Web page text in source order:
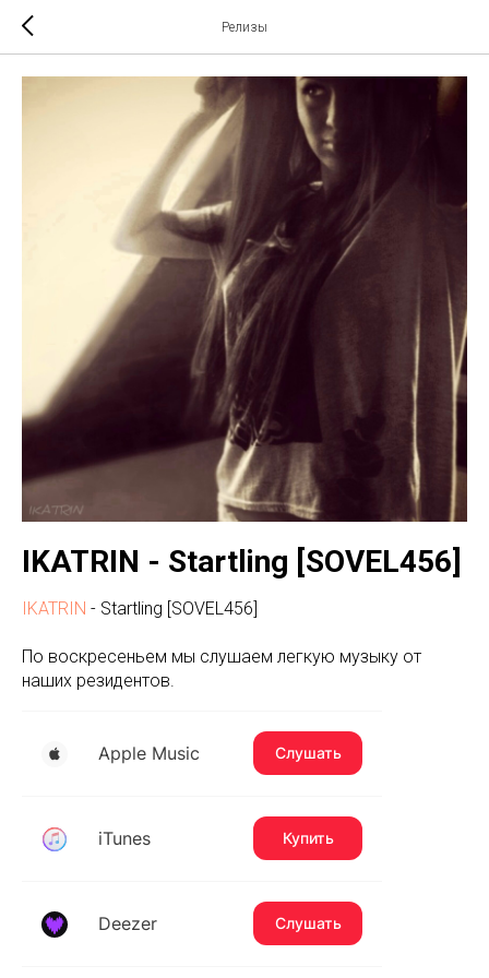
Релизы
IKATRIN - Startling [SOVEL456]
IKATRIN - Startling [SOVEL456]
По воскресеньем мы слушаем легкую музыку от
наших резидентов.